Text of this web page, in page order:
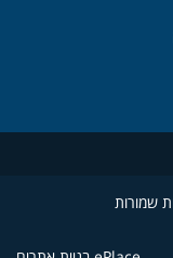
מובאיט
גוגל